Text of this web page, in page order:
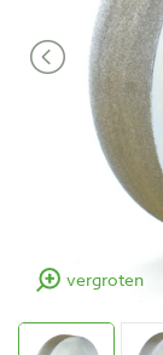
vergroten